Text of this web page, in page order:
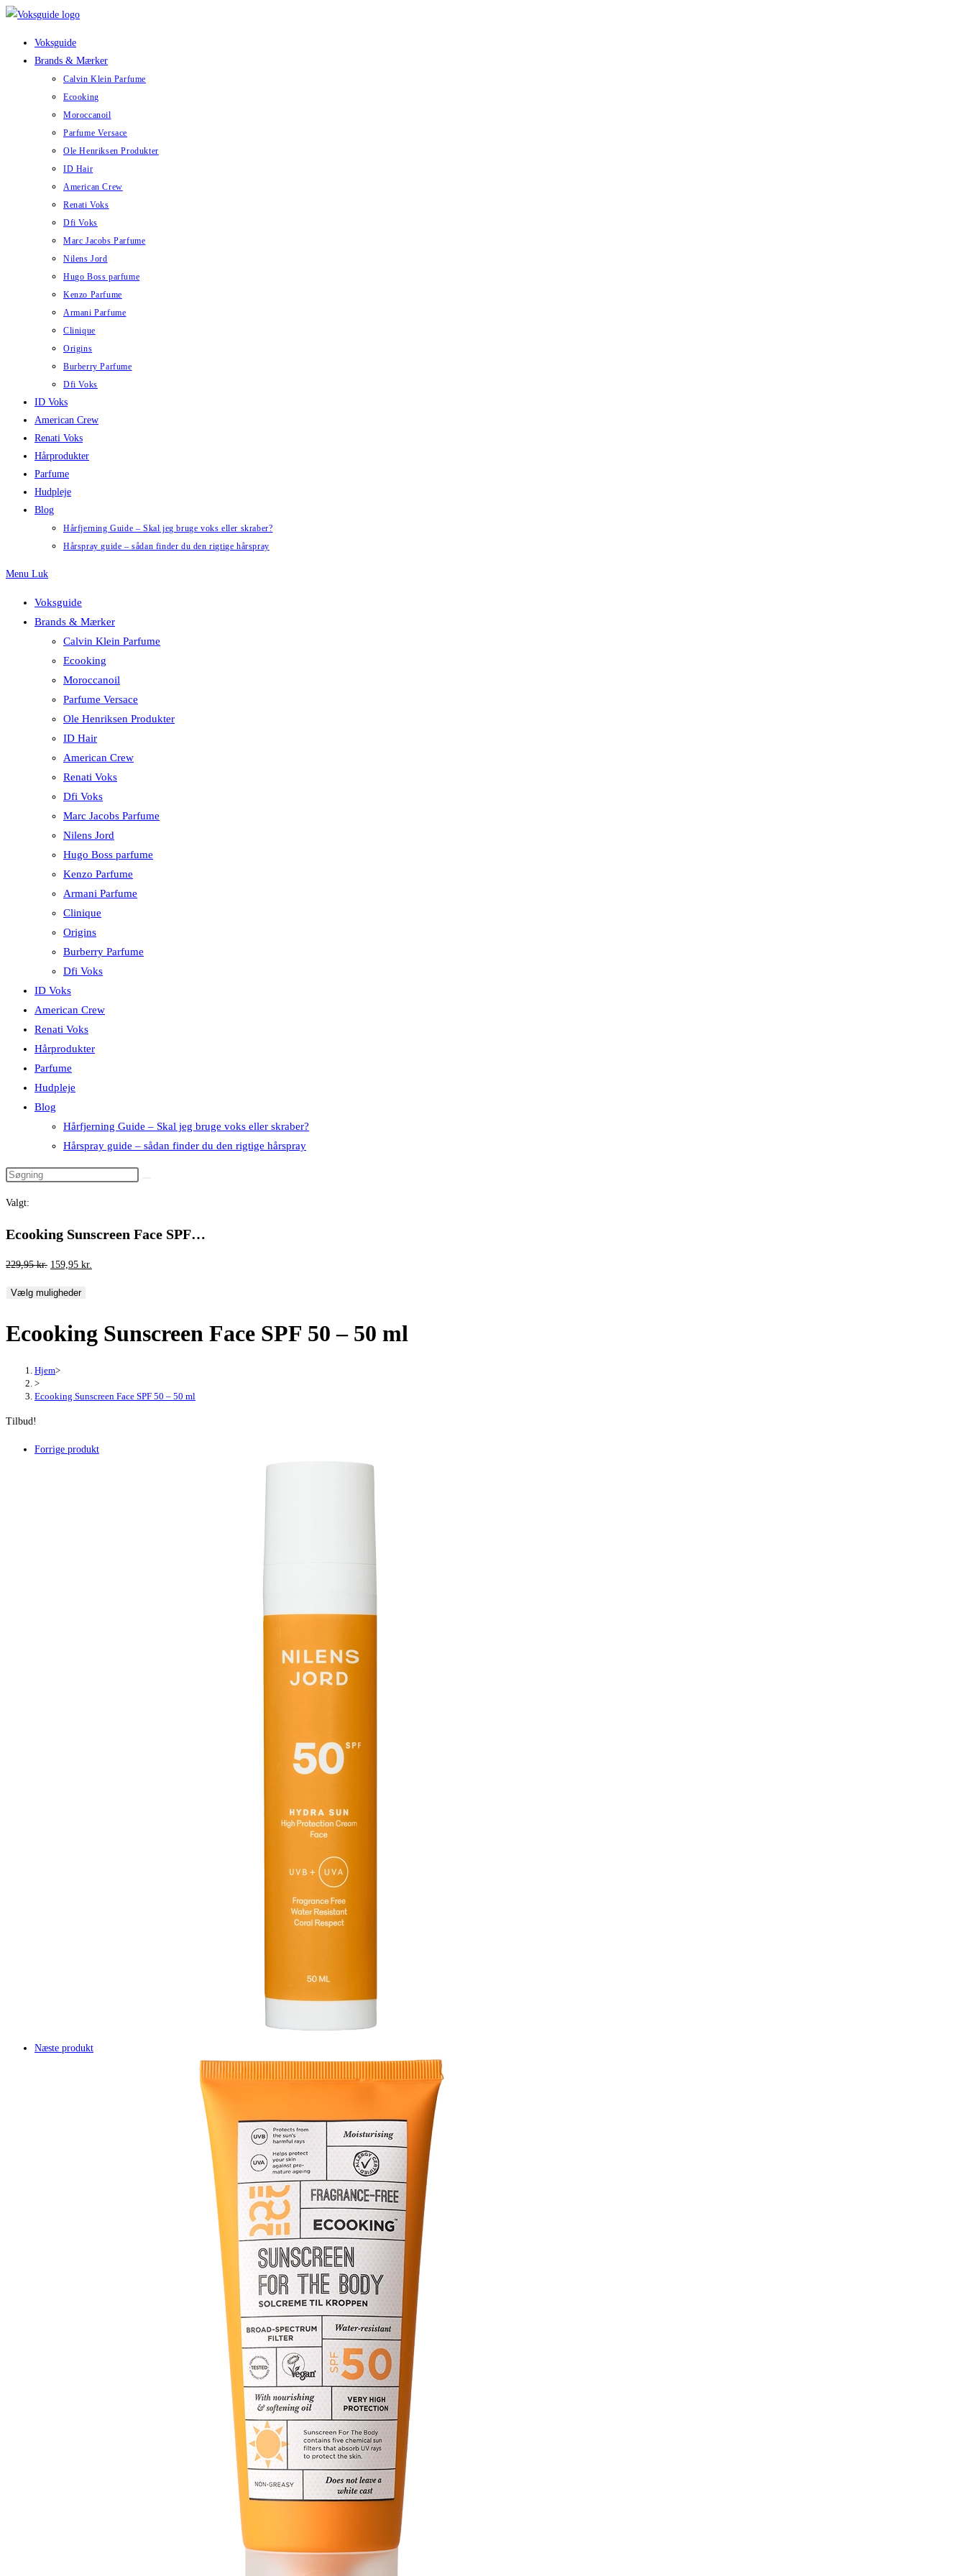
Skip
Voksguide
Brands & Mærker
Calvin Klein Parfume
Ecooking
Moroccanoil
Parfume Versace
Ole Henriksen Produkter
ID Hair
American Crew
Renati Voks
Dfi Voks
Marc Jacobs Parfume
Nilens Jord
Hugo Boss parfume
Kenzo Parfume
Armani Parfume
Clinique
Origins
Burberry Parfume
Dfi Voks
ID Voks
American Crew
Renati Voks
Hårprodukter
Parfume
Hudpleje
Blog
Hårfjerning Guide – Skal jeg bruge voks eller skraber?
Hårspray guide – sådan finder du den rigtige hårspray
Menu Luk
Voksguide
Brands & Mærker
Calvin Klein Parfume
Ecooking
Moroccanoil
Parfume Versace
Ole Henriksen Produkter
ID Hair
American Crew
Renati Voks
Dfi Voks
Marc Jacobs Parfume
Nilens Jord
Hugo Boss parfume
Kenzo Parfume
Armani Parfume
Clinique
Origins
Burberry Parfume
Dfi Voks
ID Voks
American Crew
Renati Voks
Hårprodukter
Parfume
Hudpleje
Blog
Hårfjerning Guide – Skal jeg bruge voks eller skraber?
Hårspray guide – sådan finder du den rigtige hårspray
Valgt:
Ecooking Sunscreen Face SPF…
229,95kr. Den
pris
229,95 kr..
159,95 kr.
159,95 kr..
Vælg muligheder
Ecooking Sunscreen Face SPF 50 – 50 ml
Hjem>
>
Ecooking Sunscreen Face SPF 50 – 50 ml
Tilbud!
Forrige produkt
Næste produkt